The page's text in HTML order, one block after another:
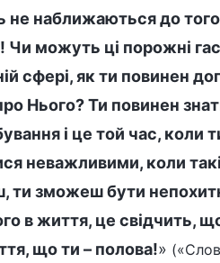
не наближаються до
можуть ці порожні
сфері, як ти повинен
Нього? Ти повинен
і це той час, коли
неважливими, коли
зможеш бути
в життя, це свідчить,
що ти – полова!»